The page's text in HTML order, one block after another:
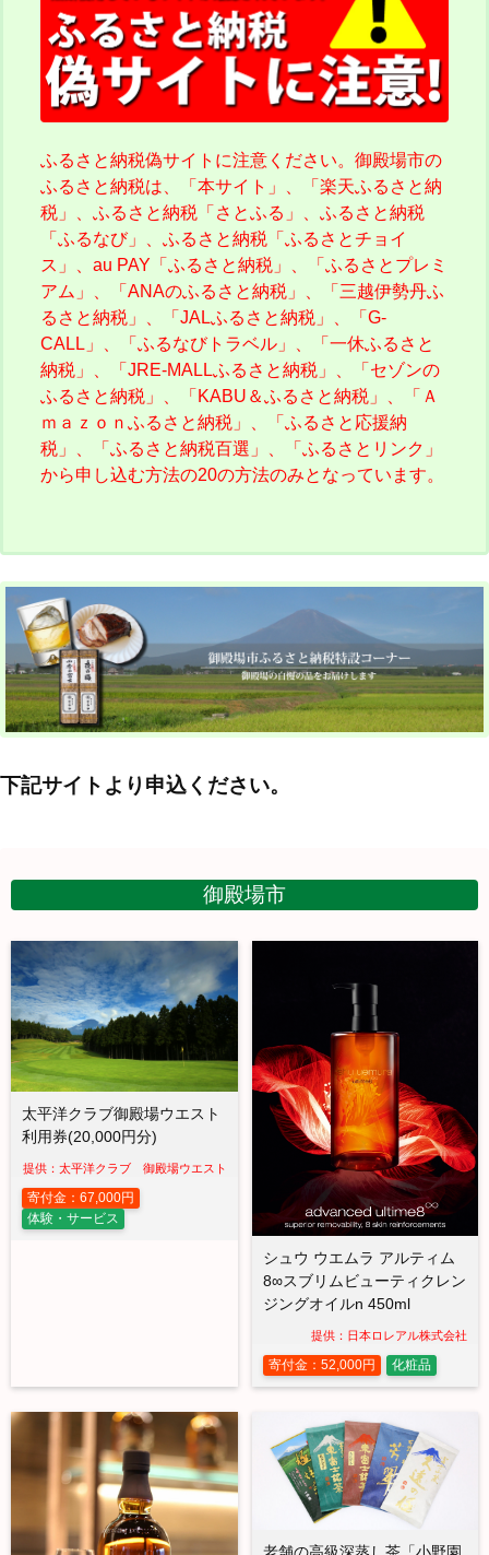
ふるさと納税偽サイトに注意ください。御殿場市の
ふるさと納税は、「本サイト」、「楽天ふるさと納
税」、ふるさと納税「さとふる」、ふるさと納税
「ふるなび」、ふるさと納税「ふるさとチョイ
ス」、au PAY「ふるさと納税」、「ふるさとプレミ
アム」、「ANAのふるさと納税」、「三越伊勢丹ふ
るさと納税」、「JALふるさと納税」、「G-
CALL」、「ふるなびトラベル」、「一休ふるさと
納税」、「JRE-MALLふるさと納税」、「セゾンの
ふるさと納税」、「KABU＆ふるさと納税」、「Ａ
ｍａｚｏｎふるさと納税」、「ふるさと応援納
税」、「ふるさと納税百選」、「ふるさとリンク」
から申し込む方法の20の方法のみとなっています。
下記サイトより申込ください。
御殿場市
太平洋クラブ御殿場ウエスト
利用券(20,000円分)
提供：太平洋クラブ 御殿場ウエスト
寄付金：67,000円
体験・サービス
シュウ ウエムラ アルティム
8∞スブリムビューティクレン
ジングオイルn 450ml
提供：日本ロレアル株式会社
寄付金：52,000円 化粧品